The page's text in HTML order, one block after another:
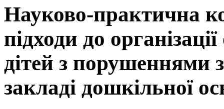
Науково-практична
підходи до
дітей з порушеннями
закладі дошкільної